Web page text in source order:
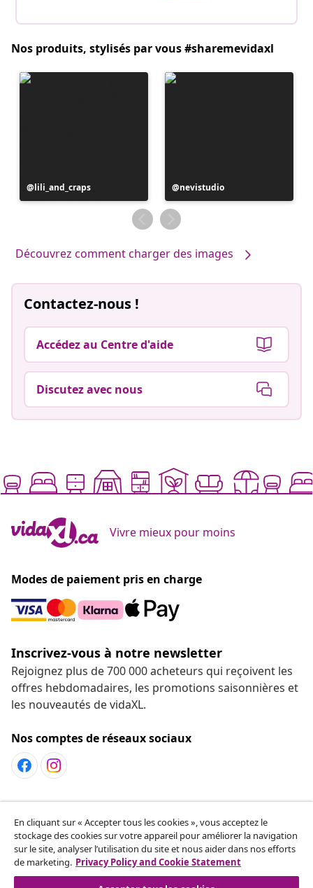
Nos produits, stylisés par vous #sharemevidaxl
Publication
publiée
lili_and_craps
Publication
publiée
par
nevistudio
Découvrez comment charger des images
Contactez-nous !
Accédez au Centre d'aide
Discutez avec nous
Vivre mieux pour moins
Modes de paiement pris en charge
Inscrivez-vous à notre newsletter
Rejoignez plus de 700 000 acheteurs qui reçoivent les
offres hebdomadaires, les promotions saisonnières et
les nouveautés de vidaXL.
Nos comptes de réseaux sociaux
Service Clients
vidaXL
En cliquant sur « Accepter tous les cookies », vous acceptez le
stockage des cookies sur votre appareil pour améliorer la navigation
sur le site, analyser l’utilisation du site et nous aider dans nos efforts
de marketing. Privacy Policy and Cookie Statement